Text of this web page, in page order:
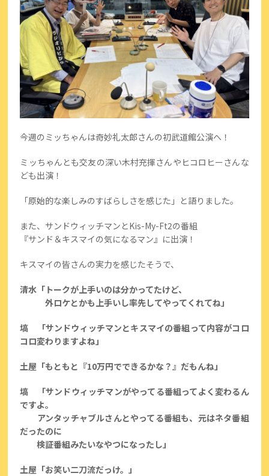
今週のミッちゃんは奇妙礼太郎さんの初武道館公演へ！
ミッちゃんとも交友の深い木村充揮さんやヒコロヒーさんな
ども出演！
「原始的な楽しみのすばらしさを感じた」と語りました。
また、サンドウィッチマンとKis-My-Ft2の番組
『サンド＆キスマイの気になるマン』に出演！
キスマイの皆さんの実力を感じたそうで、
清水「トークが上手いのは分かってたけど、
外ロケとかも上手いし率先してやってくれてね」
塙 「サンドウィッチマンとキスマイの番組って内容がコロ
コロ変わりますよね」
土屋「もともと『10万円でできるかな？』だもんね」
塙 「サンドウィッチマンがやってる番組ってよく変わるん
ですよ。
アンタッチャブルさんとやってる番組も、元はネタ番組
だったのに
検証番組みたいなやつになったし」
土屋「お笑い二刀流だっけ。」